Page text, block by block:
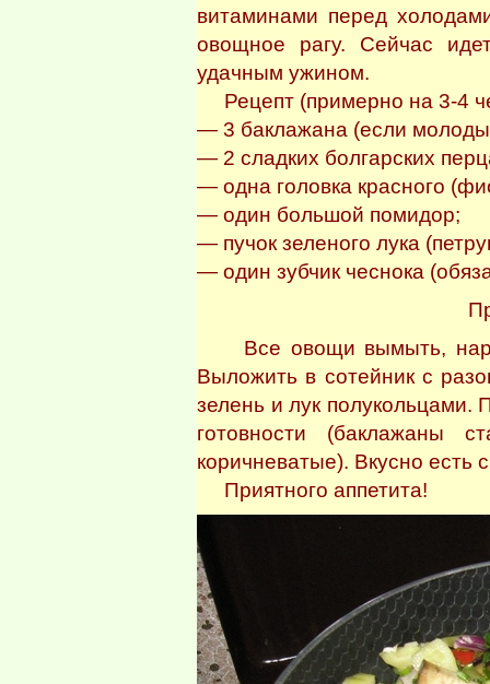
витаминами перед
овощное рагу. Сейчас
удачным ужином.
Рецепт (примерно на 3-4
— 3 баклажана (если
— 2 сладких болгарских
— одна головка красного
— один большой помидор;
— пучок зеленого лука
— один зубчик чеснока
Все овощи вымыть,
Выложить в сотейник с
зелень и лук полукольцами.
готовности (баклажаны
коричневатые). Вкусно
Приятного аппетита!